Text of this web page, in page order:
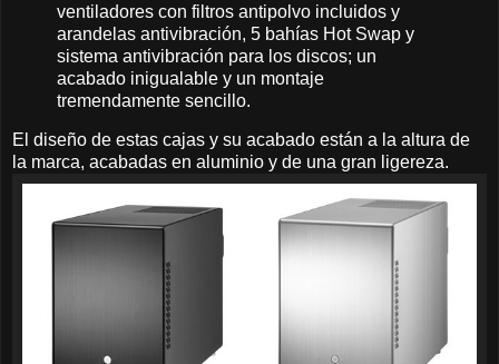
ventiladores con filtros antipolvo incluidos y
arandelas antivibración, 5 bahías Hot Swap y
sistema antivibración para los discos; un
acabado inigualable y un montaje
tremendamente sencillo.
El diseño de estas cajas y su acabado están a la altura de
la marca, acabadas en aluminio y de una gran ligereza.